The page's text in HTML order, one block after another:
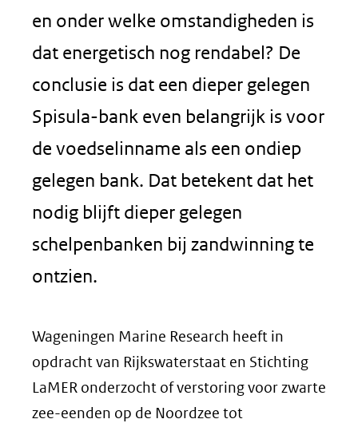
en onder welke omstandigheden is
dat energetisch nog rendabel? De
conclusie is dat een dieper gelegen
Spisula-bank even belangrijk is voor
de voedselinname als een ondiep
gelegen bank. Dat betekent dat het
nodig blijft dieper gelegen
schelpenbanken bij zandwinning te
ontzien.
Wageningen Marine Research heeft in
opdracht van Rijkswaterstaat en Stichting
LaMER onderzocht of verstoring voor zwarte
zee-eenden op de Noordzee tot